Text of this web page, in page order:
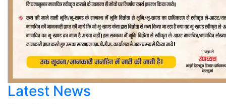
Latest News